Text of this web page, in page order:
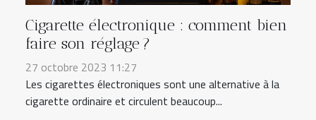
Cigarette électronique : comment bien
faire son réglage ?
27 octobre 2023 11:27
Les cigarettes électroniques sont une alternative à la
cigarette ordinaire et circulent beaucoup...